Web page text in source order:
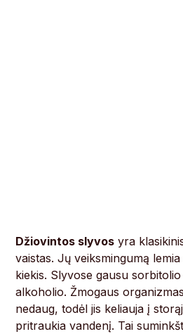
Džiovintos slyvos yra
vaistas. Jų veiksmingumą
kiekis. Slyvose gausu
alkoholio. Žmogaus
nedaug, todėl jis keliauja į
pritraukia vandenį. Tai